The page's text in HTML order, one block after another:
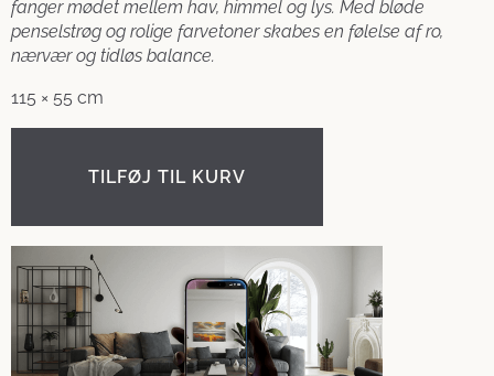
fanger mødet mellem hav, himmel og lys. Med bløde
penselstrøg og rolige farvetoner skabes en følelse af ro,
nærvær og tidløs balance.
115 × 55 cm
TILFØJ TIL KURV